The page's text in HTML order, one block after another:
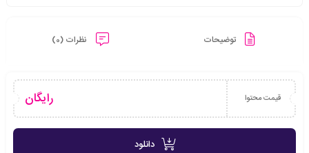
توضیحات نظرات (0)
قیمت محتوا رایگان
دانلود